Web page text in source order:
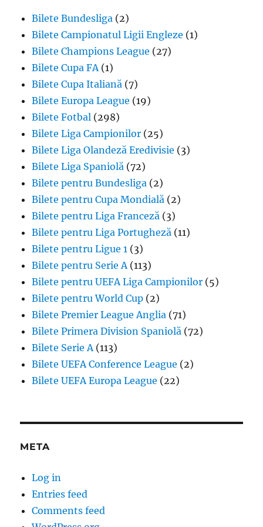
Bilete Bundesliga (2)
Bilete Campionatul Ligii Engleze (1)
Bilete Champions League (27)
Bilete Cupa FA(1)
Bilete Cupa Italiană (7)
Bilete Europa League (19)
Bilete Fotbal (298)
Bilete Liga Campionilor (25)
Bilete Liga Olandeză Eredivisie (3)
Bilete Liga Spaniolă (72)
Bilete pentru Bundesliga (2)
Bilete pentru Cupa Mondială (2)
Bilete pentru Liga Franceză (3)
Bilete pentru Liga Portugheză (11)
Bilete pentru Ligue 1 (3)
Bilete pentru Serie A(113)
Bilete pentru UEFA Liga Campionilor (5)
Bilete pentru World Cup (2)
Bilete Premier League Anglia (71)
Bilete Primera Division Spaniolă (72)
Bilete Serie A(113)
Bilete UEFA Conference League (2)
Bilete UEFA Europa League (22)
META
Log in
Entries feed
Comments feed